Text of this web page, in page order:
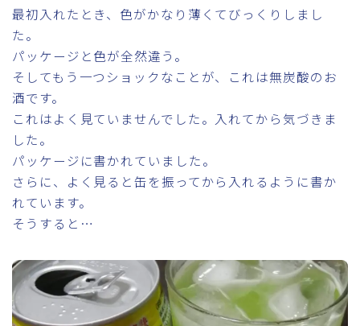
最初入れたとき、色がかなり薄くてびっくりしまし
た。
パッケージと色が全然違う。
そしてもう一つショックなことが、これは無炭酸のお
酒です。
これはよく見ていませんでした。入れてから気づきま
した。
パッケージに書かれていました。
さらに、よく見ると缶を振ってから入れるように書か
れています。
そうすると…